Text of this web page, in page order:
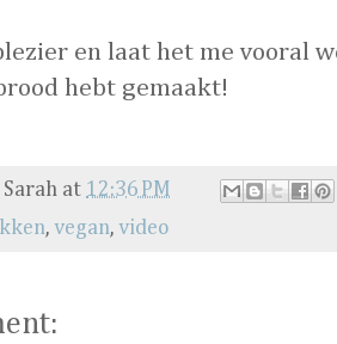
en laat het me vooral
hebt gemaakt!
Sarah at 12:36 PM
, vegan, video